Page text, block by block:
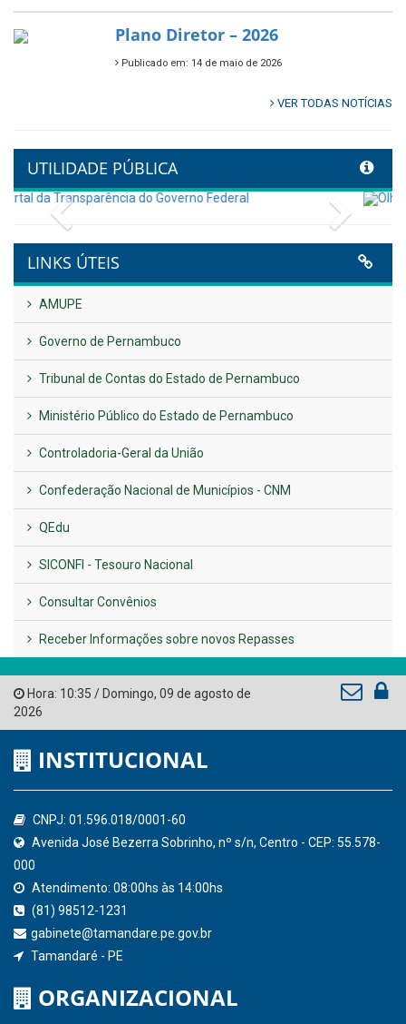
🌿🚤 Semana Mundial do Meio
Publicado em: 9 de junho de 2026
Controladoria fortalece
transformação digital com
alinhamento estratégico do
Conecta+ Tamandaré.
NOTA DE PESAR E LUTO OFICIAL
Plano Diretor – 2026
Publicado em: 14 de maio de 2026
UTILIDADE PÚBLICA
Previous
Next
LINKS ÚTEIS
AMUPE
Governo de Pernambuco
Tribunal de Contas do Estado de Pernambuco
Ministério Público do Estado de Pernambuco
Controladoria-Geral da União
Confederação Nacional de Municípios - CNM
QEdu
Consultar Convênios
Receber Informações sobre novos Repasses
Hora:10:35/ Domingo ,09 de agosto de
2026